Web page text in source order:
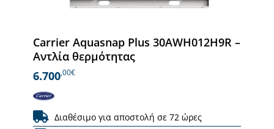
Carrier Aquasnap Plus 30AWH012H9R –
Αντλία θερμότητας
6.700,00€
Διαθέσιμο για αποστολή σε 72 ώρες